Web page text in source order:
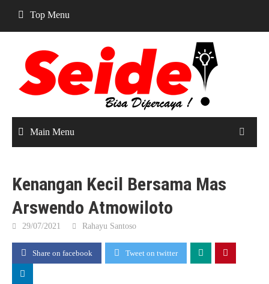
content
Top Menu
Main Menu
Kenangan Kecil Bersama Mas
Arswendo Atmowiloto
29/07/2021 Rahayu Santoso
Share on facebook Tweet on twitter